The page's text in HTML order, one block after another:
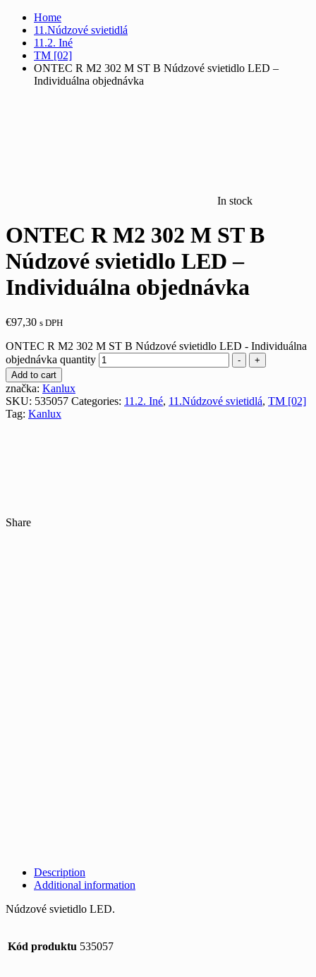
Home
11.Núdzové svietidlá
11.2. Iné
TM [02]
ONTEC R M2 302 M ST B Núdzové svietidlo LED –
Individuálna objednávka
In stock
ONTEC R M2 302 M ST B
Núdzové svietidlo LED –
Individuálna objednávka
€97,30 s DPH
ONTEC R M2 302 M ST B Núdzové svietidlo LED - Individuálna
objednávka quantity
-
+
Add to cart
značka: Kanlux
SKU: 535057 Categories: 11.2. Iné, 11.Núdzové svietidlá, TM [02]
Tag: Kanlux
Share
Description
Additional information
Núdzové svietidlo LED.
Kód produktu 535057